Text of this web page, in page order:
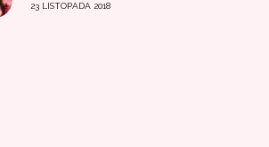
23 LISTOPADA 2018